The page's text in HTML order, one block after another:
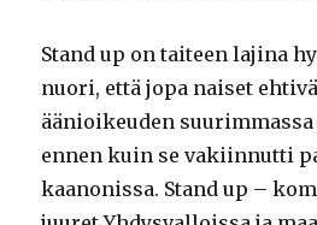
Stand up on taiteen lajina
nuori, että jopa naiset
äänioikeuden suurimmassa
ennen kuin se vakiinnutti
kaanonissa. Stand up –